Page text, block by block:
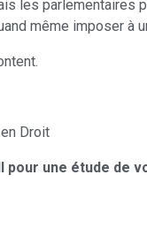
les parlementaires
même imposer à
Droit
pour une étude de